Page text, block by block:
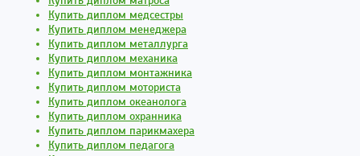
Купить диплом медсестры
Купить диплом менеджера
Купить диплом металлурга
Купить диплом механика
Купить диплом монтажника
Купить диплом моториста
Купить диплом океанолога
Купить диплом охранника
Купить диплом парикмахера
Купить диплом педагога